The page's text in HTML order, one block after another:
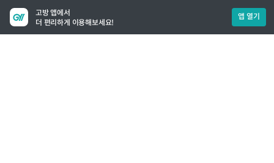
고방 앱에서
더 편리하게 이용해보세요!
앱 열기